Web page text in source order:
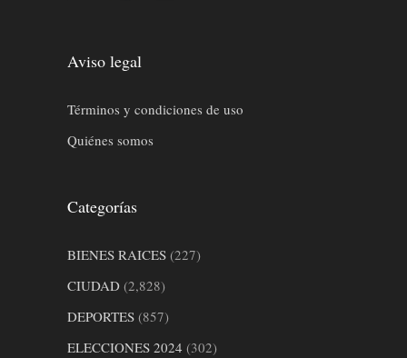
Aviso legal
Términos y condiciones de uso
Quiénes somos
Categorías
BIENES RAICES (227)
CIUDAD (2,828)
DEPORTES (857)
ELECCIONES 2024 (302)